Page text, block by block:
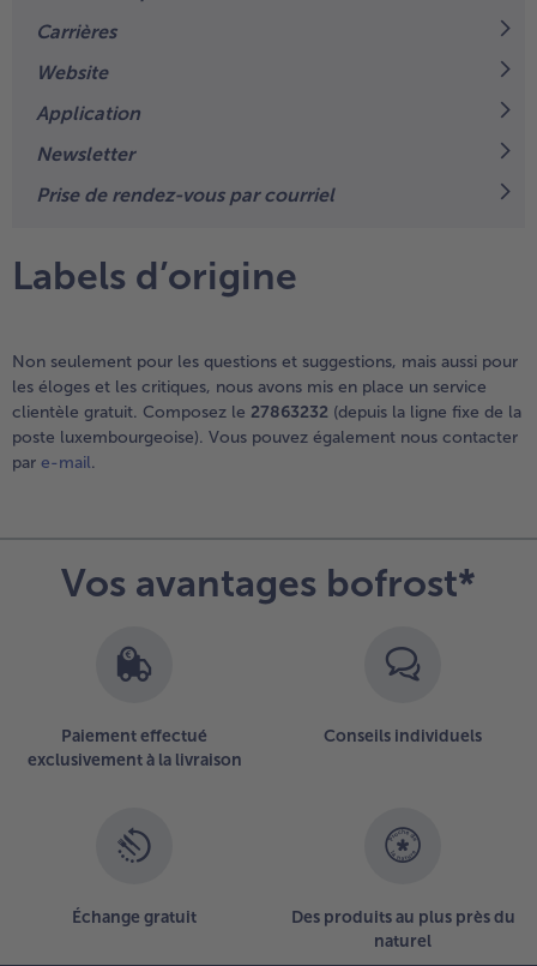
TousGâteaux & Tartes
TousHigh Protein
bofrost*plus.
Tousbofrost*plus.
Alternatives végétale
TousAlternatives végétale
Friteuse à air chaud
- 5 € à l’achat de 7 menus au choix
Carrières
Website
Application
Newsletter
Prise de rendez-vous par courriel
Labels d’origine
Non seulement pour les questions et suggestions, mais aussi pour
les éloges et les critiques, nous avons mis en place un service
clientèle gratuit. Composez le 27863232 (depuis la ligne fixe de la
poste luxembourgeoise). Vous pouvez également nous contacter
par e-mail.
Vos avantages bofrost*
Paiement effectué
exclusivement à la livraison
Conseils individuels
Échange gratuit
Des produits au plus près du
naturel